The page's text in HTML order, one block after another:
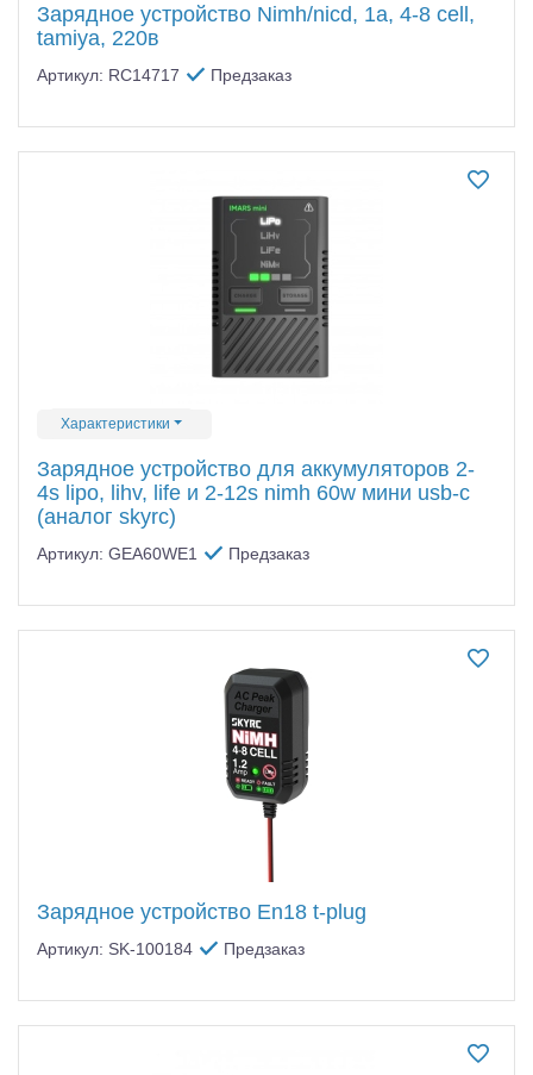
Зарядное устройство Nimh/nicd, 1a, 4-8 cell,
tamiya, 220в
Артикул: RC14717 Предзаказ
Характеристики
Зарядное устройство для аккумуляторов 2-
4s lipo, lihv, life и 2-12s nimh 60w мини usb-c
(аналог skyrc)
Артикул: GEA60WE1 Предзаказ
Зарядное устройство En18 t-plug
Артикул: SK-100184 Предзаказ